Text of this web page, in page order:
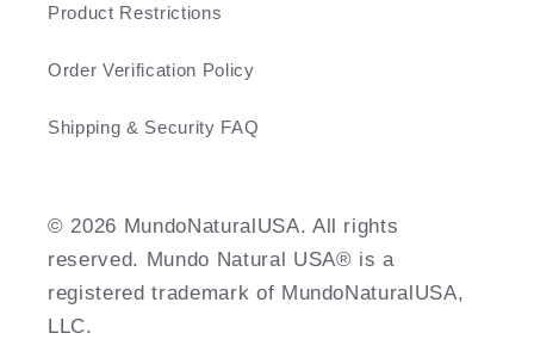
Product Restrictions
Order Verification Policy
Shipping & Security FAQ
©️ 2026 MundoNaturalUSA. All rights
reserved. Mundo Natural USA® is a
registered trademark of MundoNaturalUSA,
LLC.